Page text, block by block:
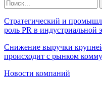
Стратегический и
роль PR в индустриальной
Снижение выручки
происходит с рынком
Новости компаний